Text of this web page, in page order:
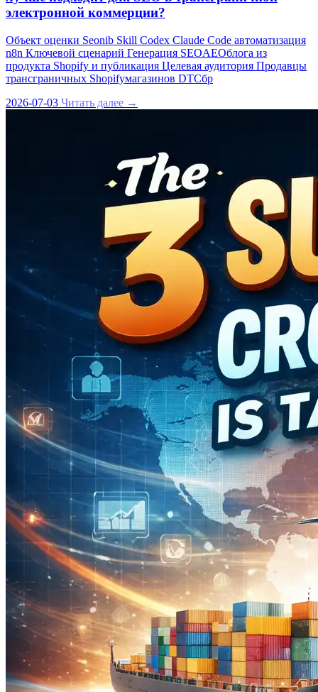
электронной коммерции?
Объект оценки Seonib Skill Codex Claude Code автоматизация
n8n Ключевой сценарий Генерация SEOAEOблога из
продукта Shopify и публикация Целевая аудитория Продавцы
трансграничных Shopifyмагазинов DTCбр
2026-07-03 Читать далее →